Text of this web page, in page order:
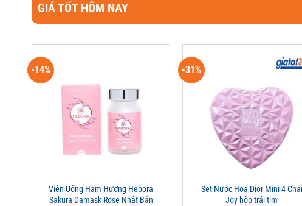
GIÁ TỐT HÔM NAY
-14%
Viên Uống Hàm Hương Hebora
Sakura Damask Rose Nhật Bản
-31%
Set Nước Hoa Dior Mini 4 Chai
Joy hộp trái tim